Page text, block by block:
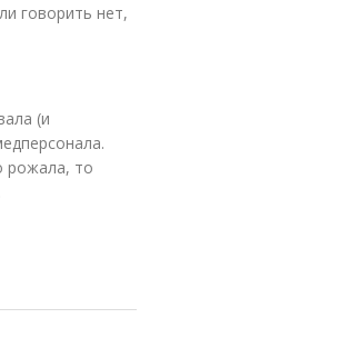
говорить нет,
(и
рожала, то